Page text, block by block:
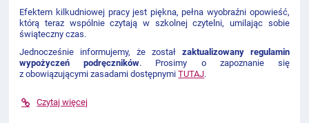
Efektem kilkudniowej pracy jest piękna, pełna wyobraźni opowieść,
którą teraz wspólnie czytają w szkolnej czytelni, umilając sobie
świąteczny czas.
Jednocześnie informujemy, że został zaktualizowany regulamin
wypożyczeń podręczników. Prosimy o zapoznanie się
z obowiązującymi zasadami dostępnymiTUTAJ.
Czytaj więcej